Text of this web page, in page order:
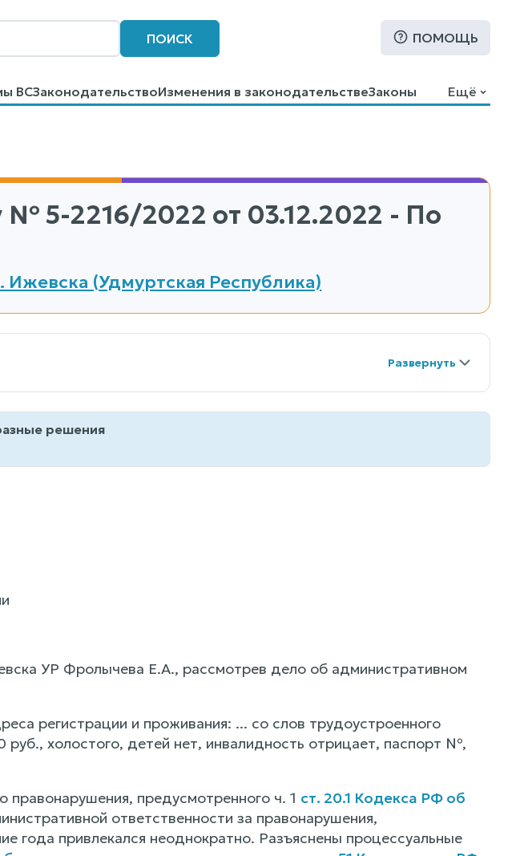
ПОИСК ПОМОЩЬ
ВСЗаконодательствоИзменения в законодательствеЗаконы
Ещё
№ 5-2216/2022 от 03.12.2022 - По
(Удмуртская Республика)
решения
УР Фролычева Е.А., рассмотрев дело об административном
регистрации и проживания: ... со слов трудоустроенного
холостого, детей нет, инвалидность отрицает, паспорт №,
правонарушения, предусмотренного ч. 1 ст. 20.1 Кодекса РФ об
ответственности за правонарушения,
года привлекался неоднократно. Разъяснены процессуальные